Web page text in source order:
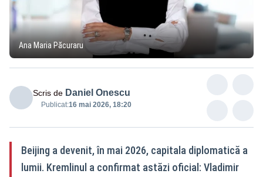
Ana Maria Păcuraru
Scris de Daniel Onescu
Publicat:16 mai 2026, 18:20
Beijing a devenit, în mai 2026, capitala diplomatică a
lumii. Kremlinul a confirmat astăzi oficial: Vladimir